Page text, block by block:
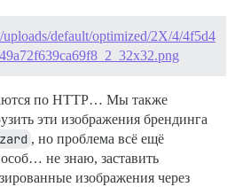
default/optimized/2X/4/4f5d4
по HTTP… Мы также
эти изображения брендинга
, но проблема всё ещё
не знаю, заставить
изображения через